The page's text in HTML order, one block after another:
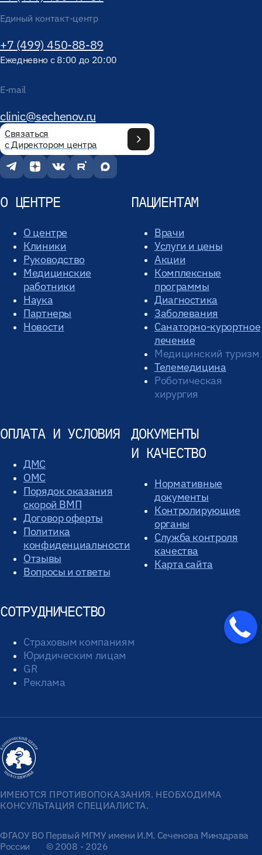
Единый контакт-центр
+7 (499) 450-88-89
Ежедневно с 8:00 до 20:00
E-mail
clinic@sechenov.ru
Связаться
с Директором центра
О ЦЕНТРЕ
О центре
Клиники
Руководство
Медицинские
работники
Наука
Партнеры
Новости
ПАЦИЕНТАМ
Врачи
Услуги и цены
Акции
Комплексные
программы
Диагностика
Заболевания
Санаторно-курортное
лечение
Медицинский туризм
Телемедицина
Роботическая
хирургия
ОПЛАТА И УСЛОВИЯ
ДМС
ОМС
Порядок оказания
скорой ВМП
Договор оферты
Политика
конфиденциальности
Отзывы
Вопросы и ответы
ДОКУМЕНТЫ
И КАЧЕСТВО
Нормативные
документы
Контролирующие
органы
Служба контроля
качества
Карта сайта
СОТРУДНИЧЕСТВО
Страховым компаниям
Юридическим лицам
GR
Реклама
ИМЕЮТСЯ ПРОТИВОПОКАЗАНИЯ. НЕОБХОДИМА
КОНСУЛЬТАЦИЯ СПЕЦИАЛИСТА.
ФГАОУ ВО Первый МГМУ имени И.М. Сеченова Минздрава
России
© 2008 - 2026